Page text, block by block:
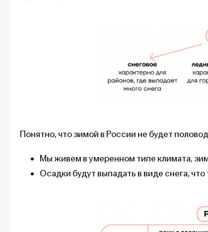
Понятно, что зимой в России не будет
Мы живем в умеренном типе климата,
Осадки будут выпадать в виде снега,